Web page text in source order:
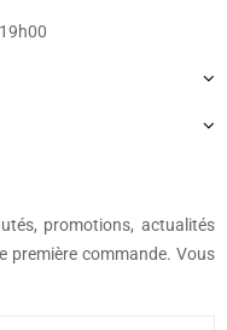
promotions, actualités
première commande. Vous